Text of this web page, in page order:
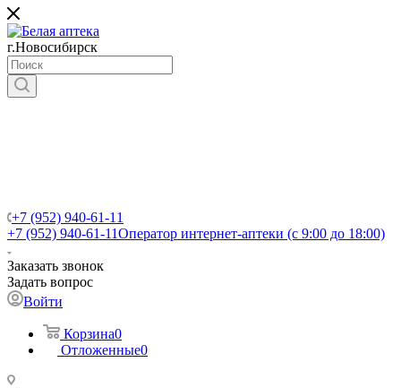
г.Новосибирск
+7 (952) 940-61-11
+7 (952) 940-61-11Оператор интернет-аптеки (с 9:00 до 18:00)
Заказать звонок
Задать вопрос
Войти
Корзина0
Отложенные0